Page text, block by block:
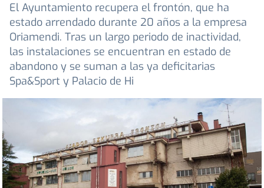
El Ayuntamiento recupera el frontón, que ha
estado arrendado durante 20 años a la empresa
Oriamendi. Tras un largo periodo de inactividad,
las instalaciones se encuentran en estado de
abandono y se suman a las ya deficitarias
Spa&Sport y Palacio de Hi